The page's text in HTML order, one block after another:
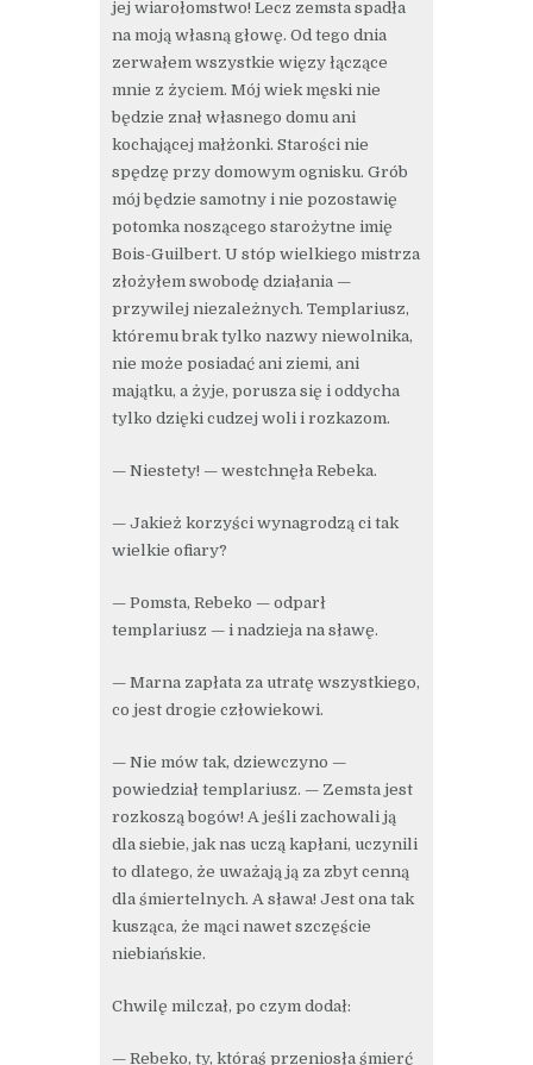
jej wiarołomstwo! Lecz zemsta spadła
na moją własną głowę. Od tego dnia
zerwałem wszystkie więzy łączące
mnie z życiem. Mój wiek męski nie
będzie znał własnego domu ani
kochającej małżonki. Starości nie
spędzę przy domowym ognisku. Grób
mój będzie samotny i nie pozostawię
potomka noszącego starożytne imię
Bois-Guilbert. U stóp wielkiego mistrza
złożyłem swobodę działania —
przywilej niezależnych. Templariusz,
któremu brak tylko nazwy niewolnika,
nie może posiadać ani ziemi, ani
majątku, a żyje, porusza się i oddycha
tylko dzięki cudzej woli i rozkazom.
— Niestety! — westchnęła Rebeka.
— Jakież korzyści wynagrodzą ci tak
wielkie ofiary?
— Pomsta, Rebeko — odparł
templariusz — i nadzieja na sławę.
— Marna zapłata za utratę wszystkiego,
co jest drogie człowiekowi.
— Nie mów tak, dziewczyno —
powiedział templariusz. — Zemsta jest
rozkoszą bogów! A jeśli zachowali ją
dla siebie, jak nas uczą kapłani, uczynili
to dlatego, że uważają ją za zbyt cenną
dla śmiertelnych. A sława! Jest ona tak
kusząca, że mąci nawet szczęście
niebiańskie.
Chwilę milczał, po czym dodał:
— Rebeko, ty, któraś przeniosła śmierć